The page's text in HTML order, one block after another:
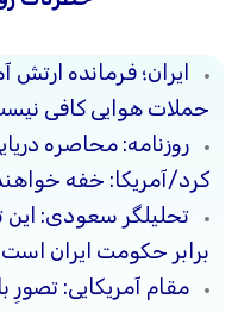
ایران؛ فرمانده
حملات هوایی کافی
روزنامه: محاصره
کرد/آمریکا: خفه
تحلیلگر سعودی: این
برابر حکومت ایران است
مقام آمریکایی: تصورِ